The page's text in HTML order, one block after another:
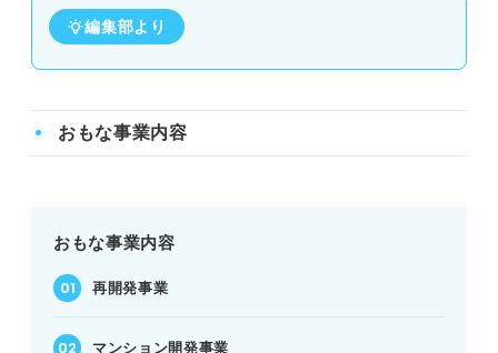
編集部より
おもな事業内容
おもな事業内容
再開発事業
マンション開発事業